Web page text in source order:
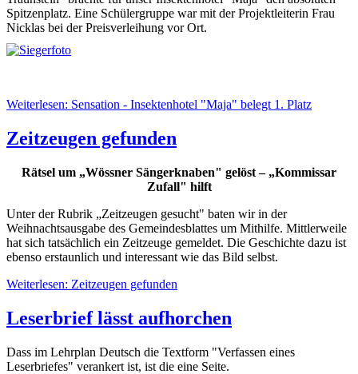
Spitzenplatz. Eine Schülergruppe war mit der Projektleiterin Frau
Nicklas bei der Preisverleihung vor Ort.
Weiterlesen: Sensation - Insektenhotel "Maja" belegt 1. Platz
Zeitzeugen gefunden
Rätsel um „Wössner Sängerknaben" gelöst – „Kommissar
Zufall" hilft
Unter der Rubrik „Zeitzeugen gesucht" baten wir in der
Weihnachtsausgabe des Gemeindesblattes um Mithilfe. Mittlerweile
hat sich tatsächlich ein Zeitzeuge gemeldet. Die Geschichte dazu ist
ebenso erstaunlich und interessant wie das Bild selbst.
Weiterlesen: Zeitzeugen gefunden
Leserbrief lässt aufhorchen
Dass im Lehrplan Deutsch die Textform "Verfassen eines
Leserbriefes" verankert ist, ist die eine Seite.